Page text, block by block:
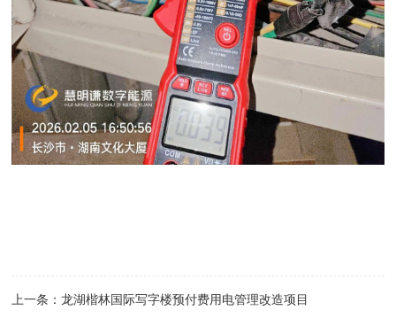
上一条：龙湖楷林国际写字楼预付费用电管理改造项目